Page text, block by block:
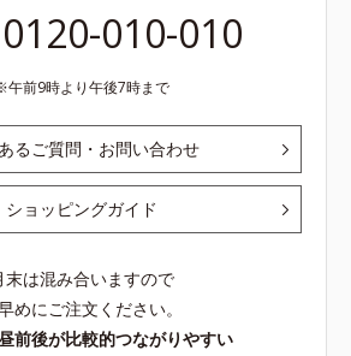
0120-010-010
午前9時より午後7時まで
るご質問・お問い合わせ
ショッピングガイド
末は混み合いますので
めにご注文ください。
前後が比較的つながりやすい